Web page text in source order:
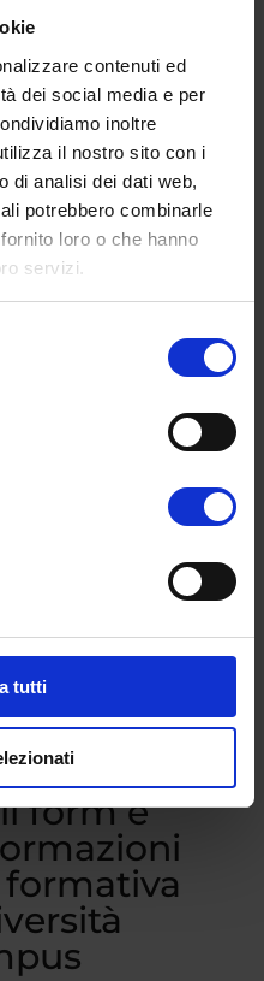
contenuti ed
dei social media e per
inoltre
il nostro sito con i
di analisi dei dati web,
potrebbero combinarle
loro o che hanno
servizi.
tutti
form e
formativa